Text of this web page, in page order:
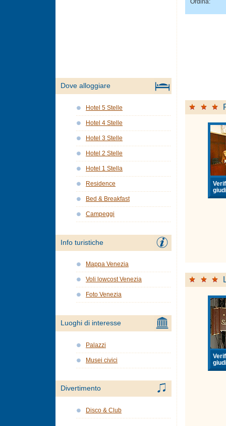
Dove alloggiare
Hotel 5 Stelle
Hotel 4 Stelle
Hotel 3 Stelle
Hotel 2 Stelle
Hotel 1 Stella
Residence
Bed & Breakfast
Campeggi
Info turistiche
Mappa Venezia
Voli lowcost Venezia
Foto Venezia
Luoghi di interesse
Palazzi
Musei civici
Divertimento
Disco & Club